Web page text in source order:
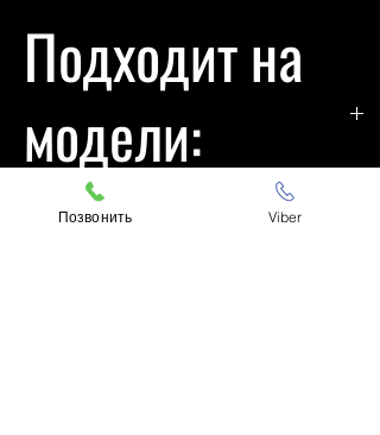
Подходит на
модели:
Chrysler 200 2015
Позвонить Viber